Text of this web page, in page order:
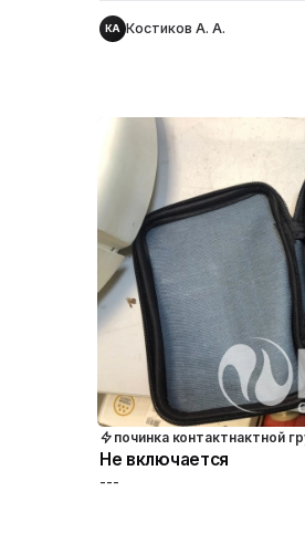
КА Костиков А. А.
починка контактнактной
Не включается
---